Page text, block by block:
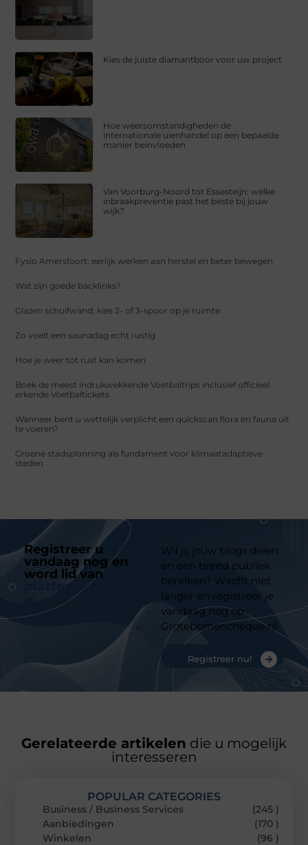
Kies de juiste diamantboor voor uw project
Hoe weersomstandigheden de
internationale uienhandel op een bepaalde
manier beïnvloeden
Van Voorburg-Noord tot Essesteijn: welke
inbraakpreventie past het beste bij jouw
wijk?
Fysio Amersfoort: eerlijk werken aan herstel en beter bewegen
Wat zijn goede backlinks?
Glazen schuifwand: kies 2- of 3-spoor op je ruimte
Zo voelt een saunadag echt rustig
Hoe je weer tot rust kan komen
Boek de meest indrukwekkende Voetbaltrips inclusief officieel
erkende Voetbaltickets
Wanneer bent u wettelijk verplicht een quickscan flora en fauna uit
te voeren?
Groene stadsplanning als fundament voor klimaatadaptieve
steden
Registreer u
vandaag nog en
word lid van
platform
Wil jij jouw blogs delen
en een breed publiek
bereiken? Wacht niet
langer en registreer je
vandaag nog op
Grotebomencheque.nl
Registreer nu!
Gerelateerde artikelen die u mogelijk
interesseren
POPULAR CATEGORIES
Business / Business Services
(245 )
Aanbiedingen
(170 )
Winkelen
(96 )